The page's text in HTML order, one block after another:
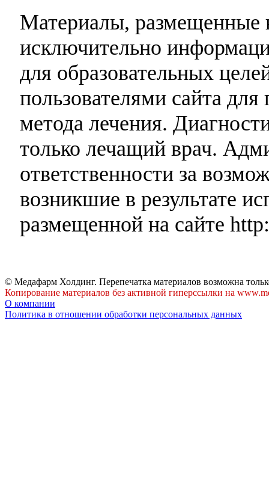
Материалы, размещенные
исключительно
для образовательных
пользователями сайта
метода лечения.
только лечащий врач.
ответственности за
возникшие в результате
размещенной на сайте
© Медафарм Холдинг. Перепечатка материалов возможна
Копирование материалов без активной гиперссылки на
О компании
Политика в отношении обработки персональных данных